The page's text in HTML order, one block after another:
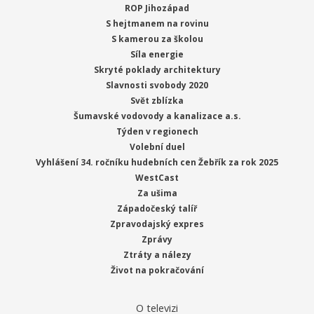
ROP Jihozápad
S hejtmanem na rovinu
S kamerou za školou
Síla energie
Skryté poklady architektury
Slavnosti svobody 2020
Svět zblízka
Šumavské vodovody a kanalizace a.s.
Týden v regionech
Volební duel
Vyhlášení 34. ročníku hudebních cen Žebřík za rok 2025
WestCast
Za ušima
Západočeský talíř
Zpravodajský expres
Zprávy
Ztráty a nálezy
Život na pokračování
O televizi